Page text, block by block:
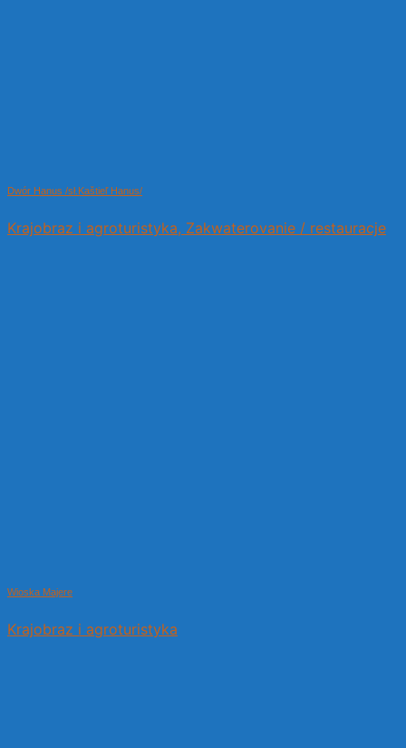
Dwór Hanus /sł.Kaštieľ Hanus/
Krajobraz i agroturistyka, Zakwaterovanie / restauracje
Wioska Majere
Krajobraz i agroturistyka